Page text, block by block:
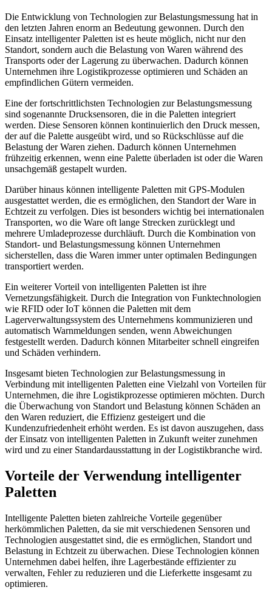
Die Entwicklung von Technologien zur Belastungsmessung hat in
den letzten Jahren enorm an Bedeutung gewonnen. Durch den
Einsatz intelligenter Paletten ist es heute möglich, nicht nur den
Standort, sondern auch die Belastung von Waren während des
Transports oder der Lagerung zu überwachen. Dadurch können
Unternehmen ihre Logistikprozesse optimieren und Schäden an
empfindlichen Gütern vermeiden.
Eine der fortschrittlichsten Technologien zur Belastungsmessung
sind sogenannte Drucksensoren, die in die Paletten integriert
werden. Diese Sensoren können kontinuierlich den Druck messen,
der auf die Palette ausgeübt wird, und so Rückschlüsse auf die
Belastung der Waren ziehen. Dadurch können Unternehmen
frühzeitig erkennen, wenn eine Palette überladen ist oder die Waren
unsachgemäß gestapelt wurden.
Darüber hinaus können intelligente Paletten mit GPS-Modulen
ausgestattet werden, die es ermöglichen, den Standort der Ware in
Echtzeit zu verfolgen. Dies ist besonders wichtig bei internationalen
Transporten, wo die Ware oft lange Strecken zurücklegt und
mehrere Umladeprozesse durchläuft. Durch die Kombination von
Standort- und Belastungsmessung können Unternehmen
sicherstellen, dass die Waren immer unter optimalen Bedingungen
transportiert werden.
Ein weiterer Vorteil von intelligenten Paletten ist ihre
Vernetzungsfähigkeit. Durch die Integration von Funktechnologien
wie RFID oder IoT können die Paletten mit dem
Lagerverwaltungssystem des Unternehmens kommunizieren und
automatisch Warnmeldungen senden, wenn Abweichungen
festgestellt werden. Dadurch können Mitarbeiter schnell eingreifen
und Schäden verhindern.
Insgesamt bieten Technologien zur Belastungsmessung in
Verbindung mit intelligenten Paletten eine Vielzahl von Vorteilen für
Unternehmen, die ihre Logistikprozesse optimieren möchten. Durch
die Überwachung von Standort und Belastung können Schäden an
den Waren reduziert, die Effizienz gesteigert und die
Kundenzufriedenheit erhöht werden. Es ist davon auszugehen, dass
der Einsatz von intelligenten Paletten in Zukunft weiter zunehmen
wird und zu einer Standardausstattung in der Logistikbranche wird.
Vorteile der Verwendung intelligenter
Paletten
Intelligente Paletten bieten zahlreiche Vorteile gegenüber
herkömmlichen Paletten, da sie mit verschiedenen Sensoren und
Technologien ausgestattet sind, die es ermöglichen, Standort und
Belastung in Echtzeit zu überwachen. Diese Technologien können
Unternehmen dabei helfen, ihre Lagerbestände effizienter zu
verwalten, Fehler zu reduzieren und die Lieferkette insgesamt zu
optimieren.